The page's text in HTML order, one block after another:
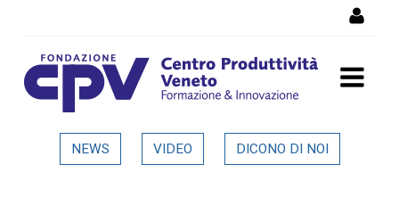
Dettaglio in evidenza
NEWS VIDEO DICONO DI NOI